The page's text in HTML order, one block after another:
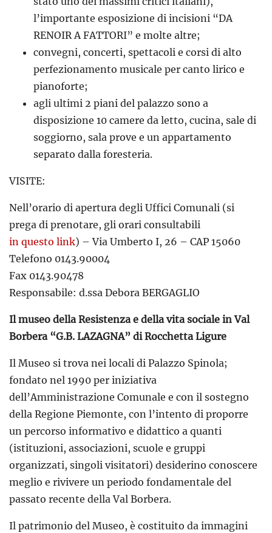
l’importante esposizione di incisioni “DA
RENOIR A FATTORI” e molte altre;
convegni, concerti, spettacoli e corsi di alto
perfezionamento musicale per canto lirico e
pianoforte;
agli ultimi 2 piani del palazzo sono a
disposizione 10 camere da letto, cucina, sale di
soggiorno, sala prove e un appartamento
separato dalla foresteria.
VISITE:
Nell’orario di apertura degli Uffici Comunali (si
prega di prenotare, gli orari consultabili
in questo link) – Via Umberto I, 26 – CAP 15060
Telefono 0143.90004
Fax 0143.90478
Responsabile: d.ssa Debora BERGAGLIO
Il museo della Resistenza e della vita sociale in Val
Borbera “G.B. LAZAGNA” di Rocchetta Ligure
Il Museo si trova nei locali di Palazzo Spinola;
fondato nel 1990 per iniziativa
dell’Amministrazione Comunale e con il sostegno
della Regione Piemonte, con l’intento di proporre
un percorso informativo e didattico a quanti
(istituzioni, associazioni, scuole e gruppi
organizzati, singoli visitatori) desiderino conoscere
meglio e rivivere un periodo fondamentale del
passato recente della Val Borbera.
Il patrimonio del Museo, è costituito da immagini